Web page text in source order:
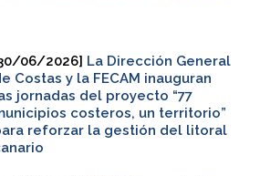
06/2026] La Dirección General
Costas y la FECAM inauguran
jornadas del proyecto “77
costeros, un territorio”
reforzar la gestión del litoral